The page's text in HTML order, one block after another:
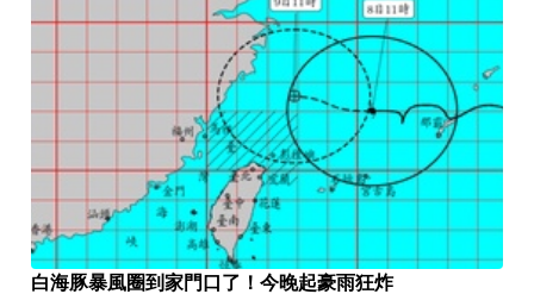
白海豚暴風圈到家門口了！今晚起豪雨狂炸